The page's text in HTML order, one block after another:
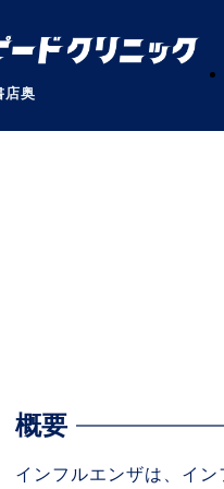
店奥
概要
インフルエンザは、イ